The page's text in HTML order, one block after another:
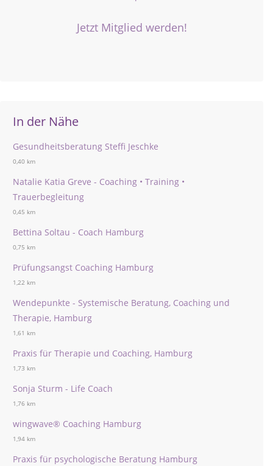
Jetzt Mitglied werden!
In der Nähe
Gesundheitsberatung Steffi Jeschke
0,40 km
Natalie Katia Greve - Coaching • Training •
Trauerbegleitung
0,45 km
Bettina Soltau - Coach Hamburg
0,75 km
Prüfungsangst Coaching Hamburg
1,22 km
Wendepunkte - Systemische Beratung, Coaching und
Therapie, Hamburg
1,61 km
Praxis für Therapie und Coaching, Hamburg
1,73 km
Sonja Sturm - Life Coach
1,76 km
wingwave® Coaching Hamburg
1,94 km
Praxis für psychologische Beratung Hamburg